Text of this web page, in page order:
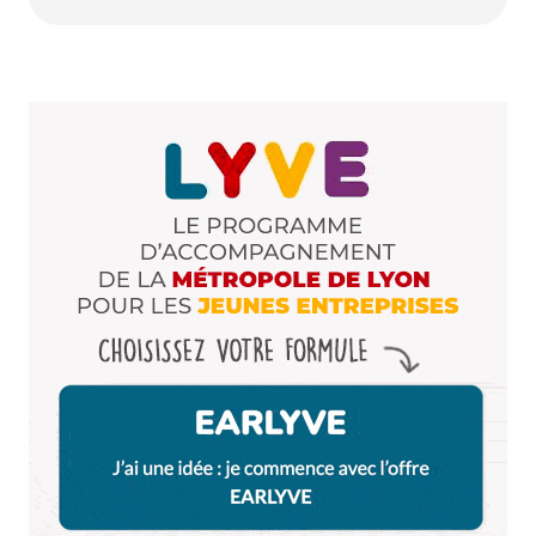
champs obligatoires sont indiqués avec
Name*
E-mail
Prévenez-moi de tous les nouveaux commentaires
par e-mail.